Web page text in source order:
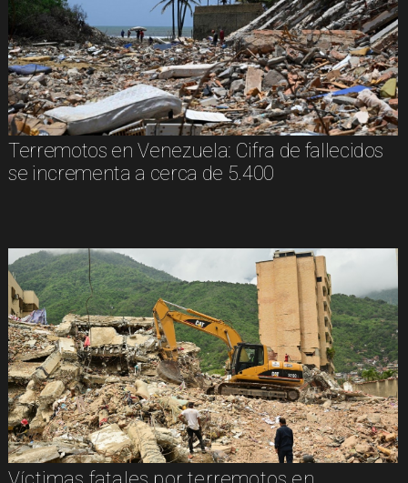
Terremotos en Venezuela: Cifra de fallecidos
se incrementa a cerca de 5.400